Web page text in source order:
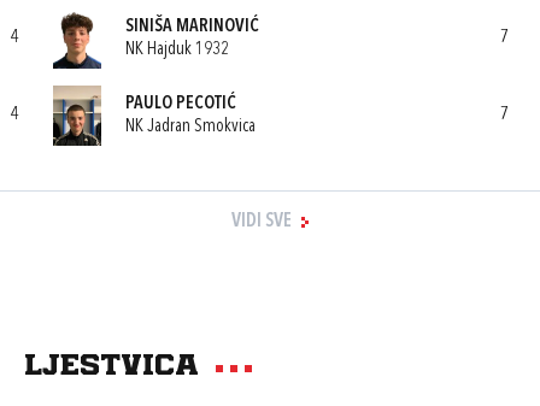
4
SINIŠA MARINOVIĆ
NK Hajduk 1932
7
4
PAULO PECOTIĆ
NK Jadran Smokvica
7
VIDI SVE
Ljestvica